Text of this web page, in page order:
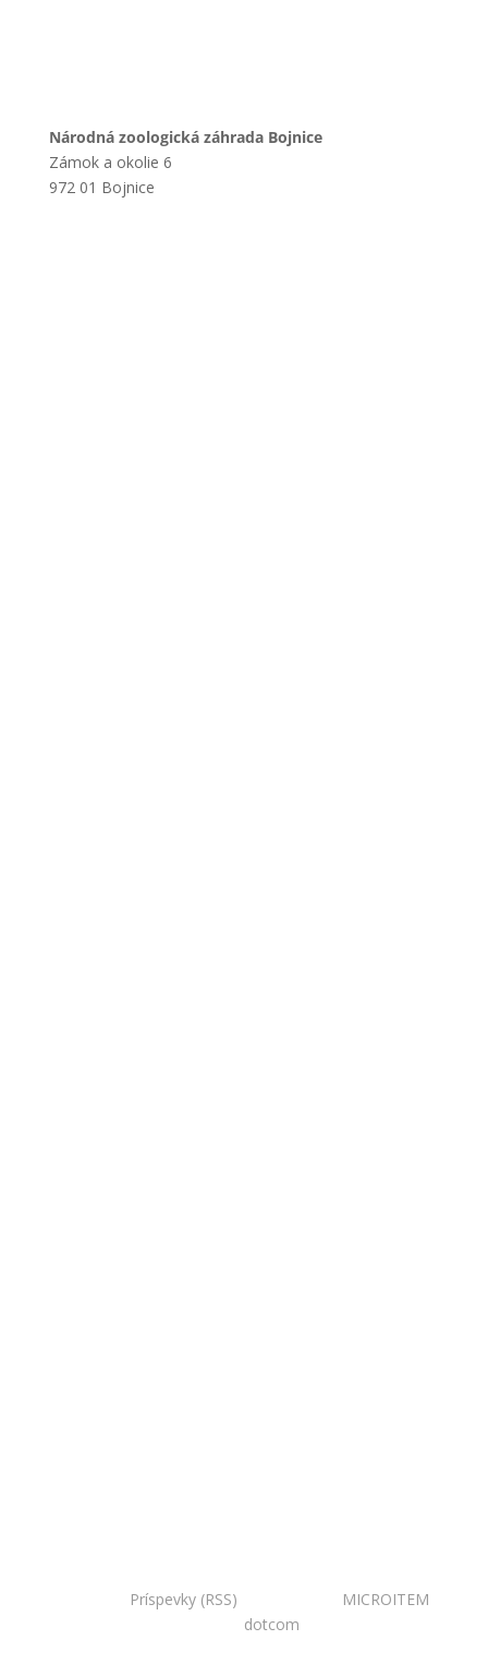
Národná zoologická záhrada Bojnice
Zámok a okolie 6
972 01 Bojnice
Príspevky (RSS) MICROITEM
dotcom